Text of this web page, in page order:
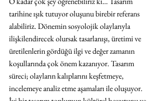
tarihine ışık tutuyor oluşunu birebir referans
alabiliriz. Dönemin sosyolojik olaylarıyla
ilişkilendirecek olursak tasarlanışı, üretimi ve
üretilenlerin gördüğü ilgi ve değer zamanın
koşullarında çok önem kazanıyor. Tasarım
süreci; olayların kalıplarını keşfetmeye,
incelemeye analiz etme aşamaları ile oluşuyor.